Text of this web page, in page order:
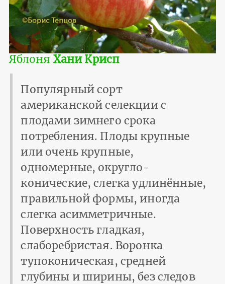
Яблоня Хани Крисп
Популярный сорт
американской селекции с
плодами зимнего срока
потребления. Плоды крупные
или очень крупные,
одномерные, округло-
конические, слегка удлинённые,
правильной формы, иногда
слегка асимметричные.
Поверхность гладкая,
слаборебристая. Воронка
тупоконическая, средней
глубины и ширины, без следов